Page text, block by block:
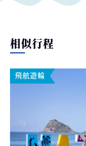
相似行程
飛航遊輪